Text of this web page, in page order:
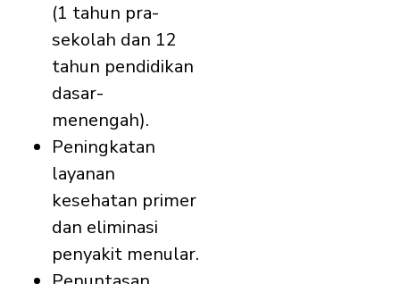
(1 tahun pra-
sekolah dan 12
tahun pendidikan
dasar-
menengah).
Peningkatan
layanan
kesehatan primer
dan eliminasi
penyakit menular.